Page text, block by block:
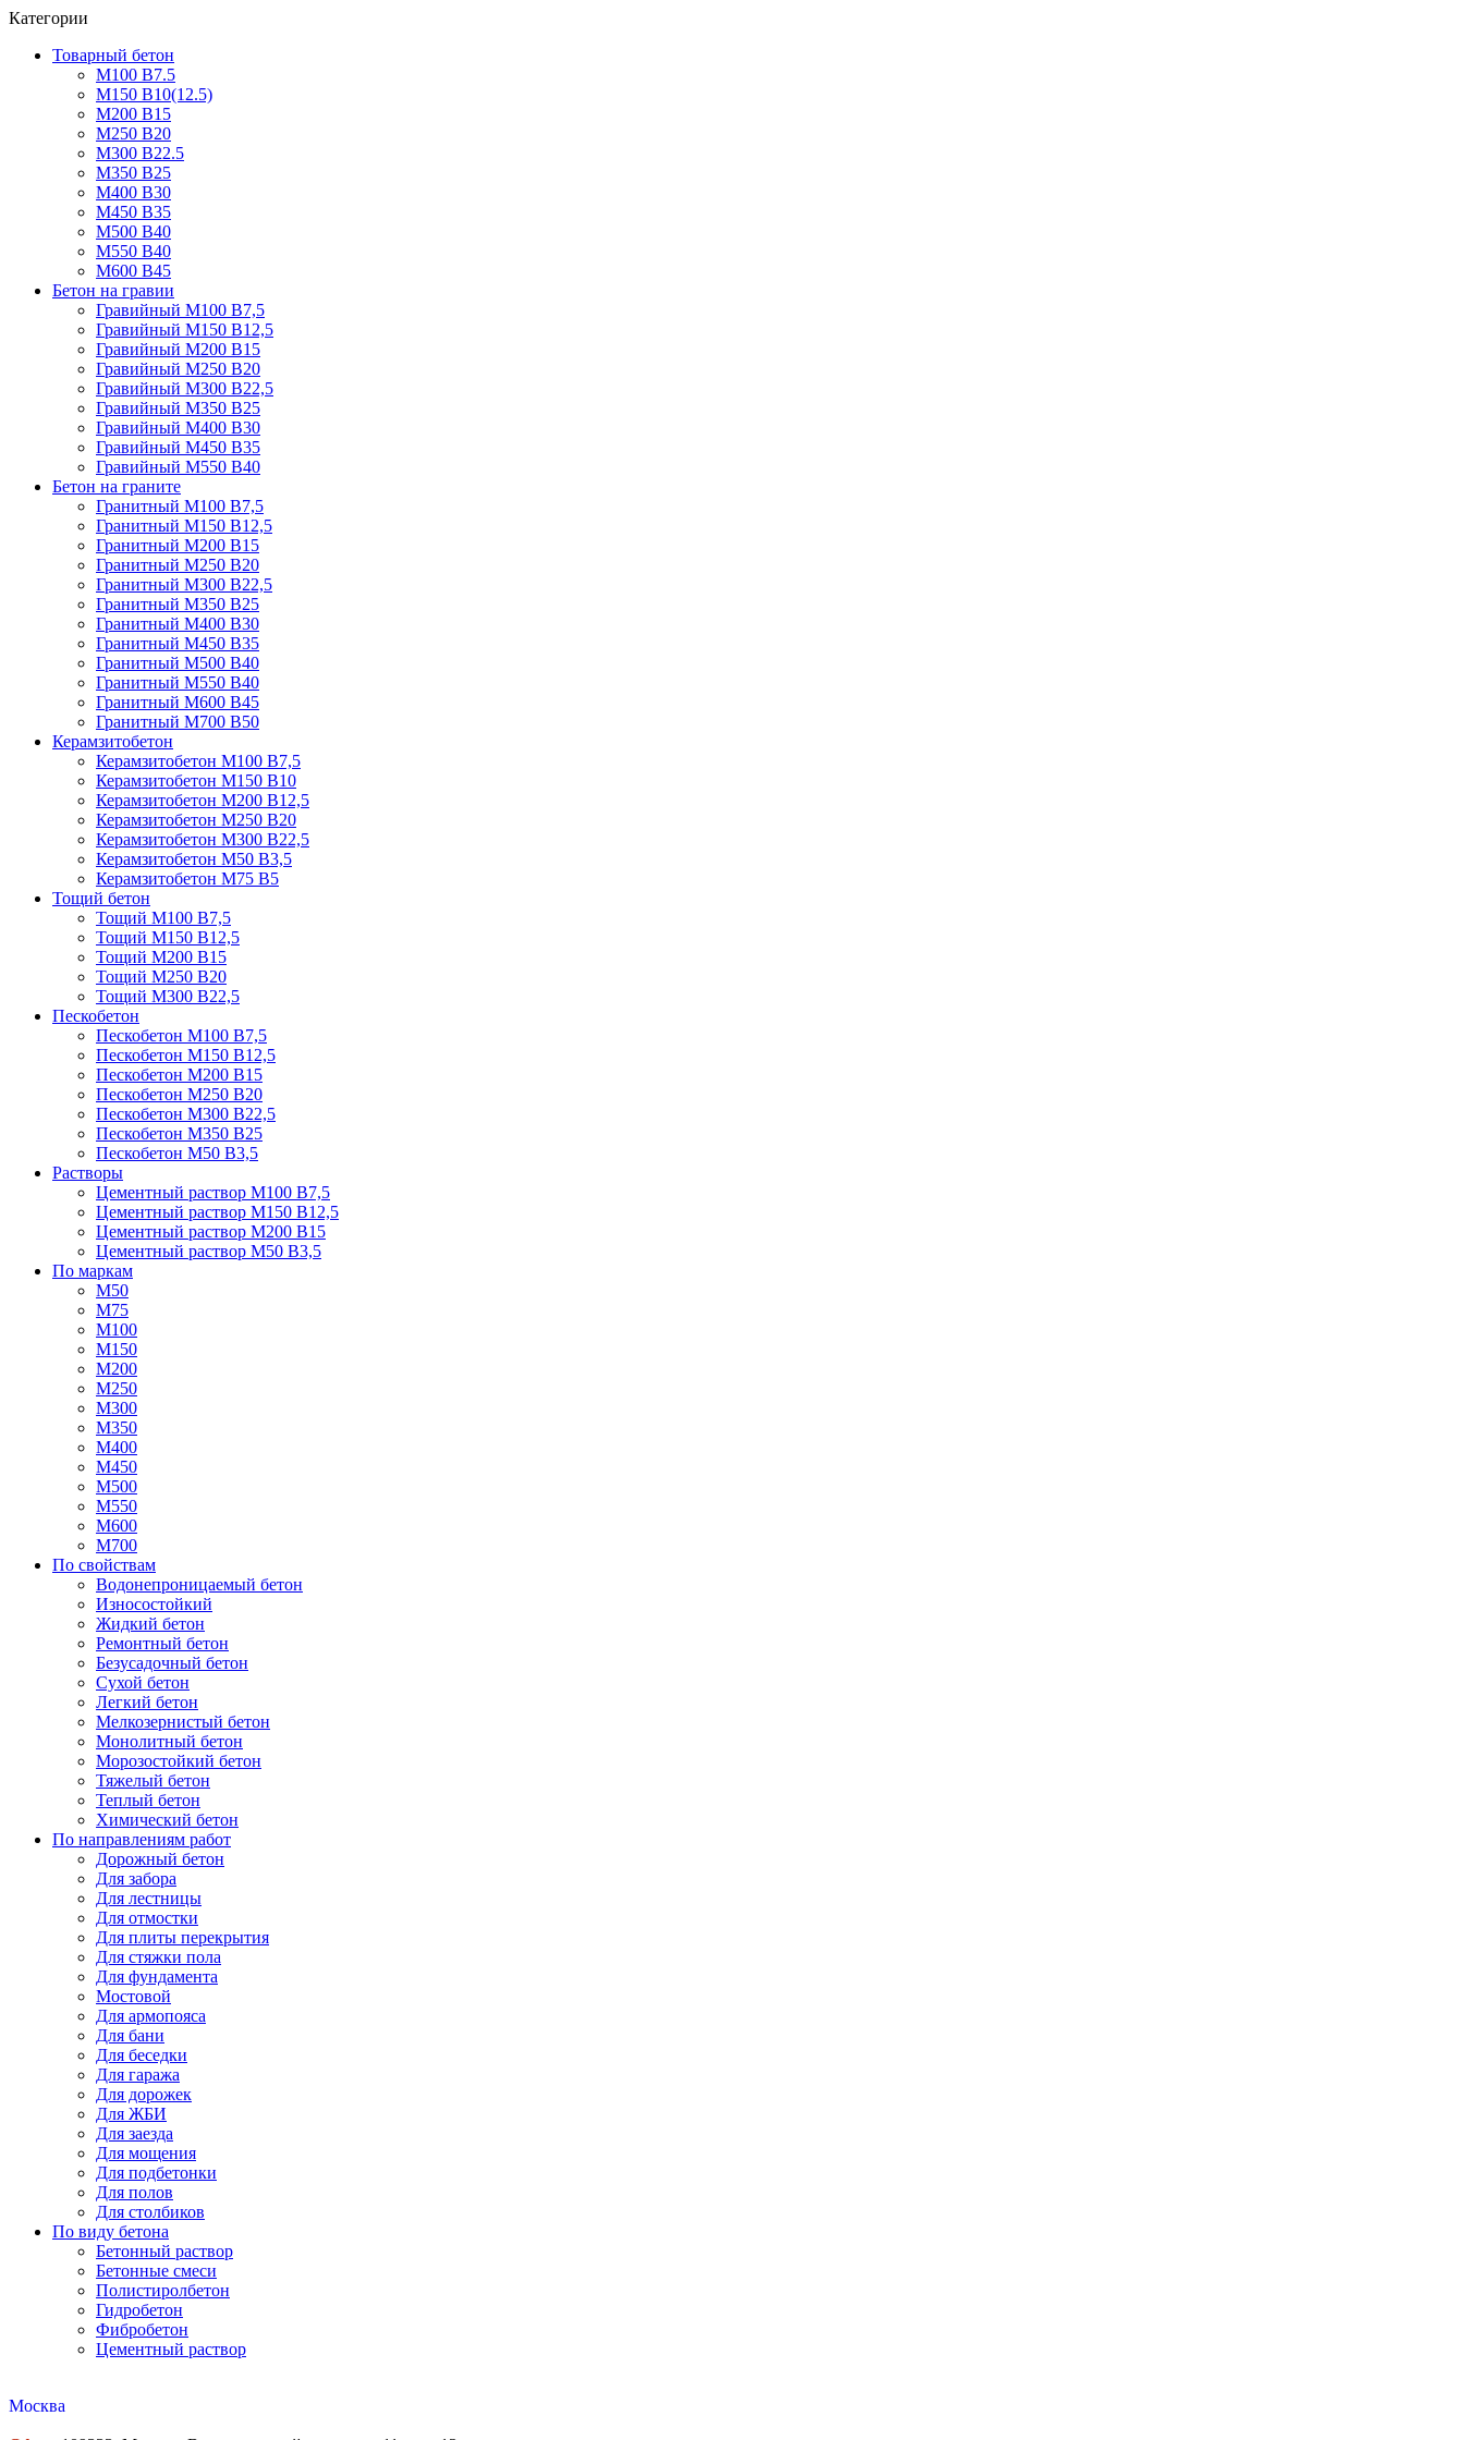
Категории
Товарный бетон
М100 В7.5
М150 В10(12.5)
М200 В15
М250 В20
М300 В22.5
М350 В25
М400 В30
М450 В35
М500 В40
М550 В40
М600 В45
Бетон на гравии
Гравийный М100 В7,5
Гравийный М150 В12,5
Гравийный М200 В15
Гравийный М250 В20
Гравийный М300 В22,5
Гравийный М350 В25
Гравийный М400 В30
Гравийный М450 В35
Гравийный М550 В40
Бетон на граните
Гранитный М100 В7,5
Гранитный М150 В12,5
Гранитный М200 В15
Гранитный М250 В20
Гранитный М300 В22,5
Гранитный М350 В25
Гранитный М400 В30
Гранитный М450 В35
Гранитный М500 В40
Гранитный М550 В40
Гранитный М600 В45
Гранитный М700 В50
Керамзитобетон
Керамзитобетон М100 В7,5
Керамзитобетон М150 В10
Керамзитобетон М200 В12,5
Керамзитобетон М250 В20
Керамзитобетон М300 В22,5
Керамзитобетон М50 В3,5
Керамзитобетон М75 В5
Тощий бетон
Тощий М100 В7,5
Тощий М150 В12,5
Тощий М200 В15
Тощий М250 В20
Тощий М300 В22,5
Пескобетон
Пескобетон М100 В7,5
Пескобетон М150 В12,5
Пескобетон М200 В15
Пескобетон М250 В20
Пескобетон М300 В22,5
Пескобетон М350 В25
Пескобетон М50 В3,5
Растворы
Цементный раствор М100 В7,5
Цементный раствор М150 В12,5
Цементный раствор М200 В15
Цементный раствор М50 В3,5
По маркам
М50
М75
М100
М150
М200
М250
М300
М350
М400
М450
М500
М550
М600
М700
По свойствам
Водонепроницаемый бетон
Износостойкий
Жидкий бетон
Ремонтный бетон
Безусадочный бетон
Сухой бетон
Легкий бетон
Мелкозернистый бетон
Монолитный бетон
Морозостойкий бетон
Тяжелый бетон
Теплый бетон
Химический бетон
По направлениям работ
Дорожный бетон
Для забора
Для лестницы
Для отмостки
Для плиты перекрытия
Для стяжки пола
Для фундамента
Мостовой
Для армопояса
Для бани
Для беседки
Для гаража
Для дорожек
Для ЖБИ
Для заезда
Для мощения
Для подбетонки
Для полов
Для столбиков
По виду бетона
Бетонный раствор
Бетонные смеси
Полистиролбетон
Гидробетон
Фибробетон
Цементный раствор
Москва